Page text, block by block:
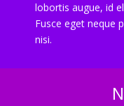
lobortis augue, id
Fusce eget neque
nisi.